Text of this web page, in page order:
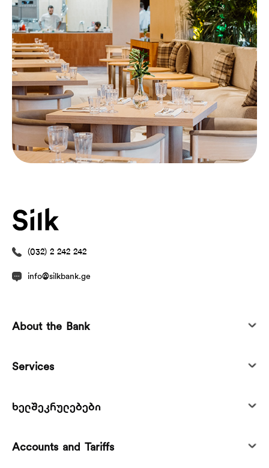
(032) 2 242 242
info@silkbank.ge
About the Bank
Services
ხელშეკრულებები
Accounts and Tariffs